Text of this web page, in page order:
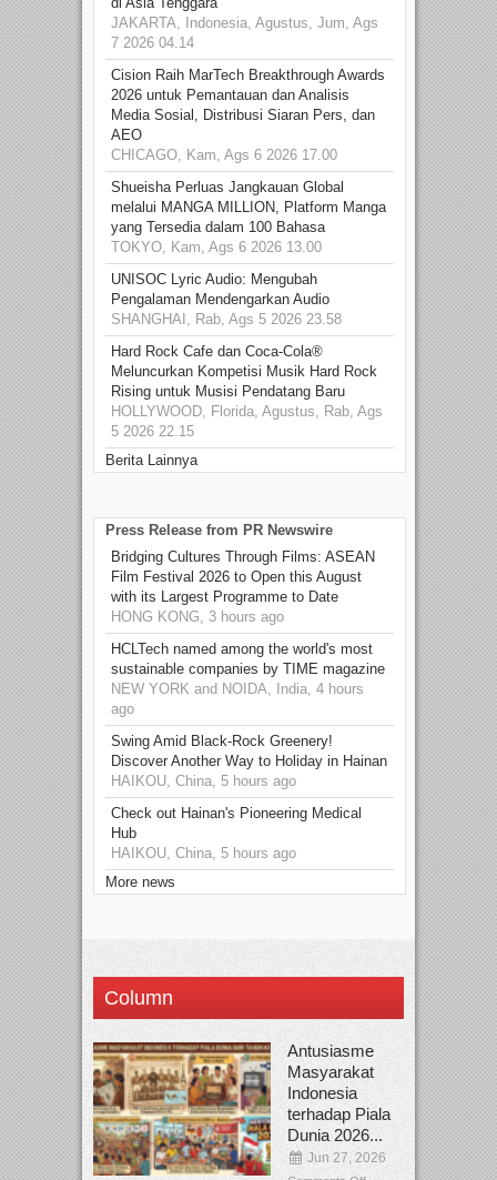
JAKARTA, Indonesia, Agustus, Jum, Ags
7 2026 04.14
Cision Raih MarTech Breakthrough Awards
2026 untuk Pemantauan dan Analisis
Media Sosial, Distribusi Siaran Pers, dan
AEO
CHICAGO, Kam, Ags 6 2026 17.00
Shueisha Perluas Jangkauan Global
melalui MANGA MILLION, Platform Manga
yang Tersedia dalam 100 Bahasa
TOKYO, Kam, Ags 6 2026 13.00
UNISOC Lyric Audio: Mengubah
Pengalaman Mendengarkan Audio
SHANGHAI, Rab, Ags 5 2026 23.58
Hard Rock Cafe dan Coca-Cola®
Meluncurkan Kompetisi Musik Hard Rock
Rising untuk Musisi Pendatang Baru
HOLLYWOOD, Florida, Agustus, Rab, Ags
5 2026 22.15
Berita Lainnya
Press Release from PR Newswire
Bridging Cultures Through Films: ASEAN
Film Festival 2026 to Open this August
with its Largest Programme to Date
HONG KONG, 3 hours ago
HCLTech named among the world's most
sustainable companies by TIME magazine
NEW YORK and NOIDA, India, 4 hours
ago
Swing Amid Black‑Rock Greenery!
Discover Another Way to Holiday in Hainan
HAIKOU, China, 5 hours ago
Check out Hainan's Pioneering Medical
Hub
HAIKOU, China, 5 hours ago
More news
Column
Antusiasme
Masyarakat
Indonesia
terhadap Piala
Dunia 2026...
Jun 27, 2026